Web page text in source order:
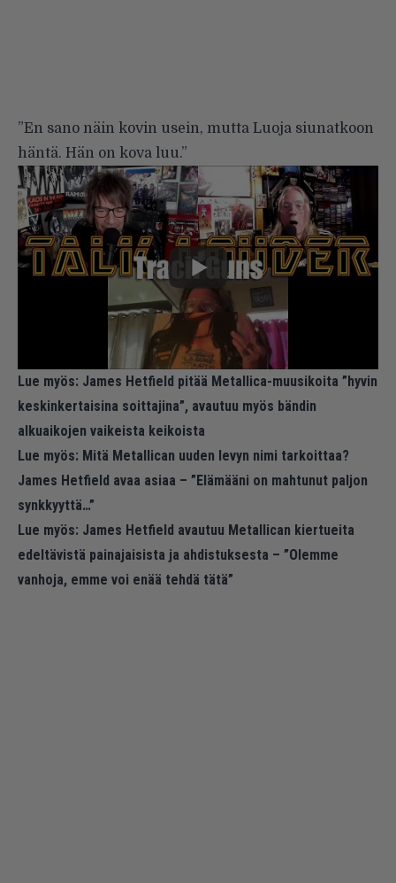
”En sano näin kovin usein, mutta Luoja siunatkoon
häntä. Hän on kova luu.”
Lue myös: James Hetfield pitää Metallica-muusikoita ”hyvin
keskinkertaisina soittajina”, avautuu myös bändin
alkuaikojen vaikeista keikoista
Lue myös: Mitä Metallican uuden levyn nimi tarkoittaa?
James Hetfield avaa asiaa – ”Elämääni on mahtunut paljon
synkkyyttä…”
Lue myös: James Hetfield avautuu Metallican kiertueita
edeltävistä painajaisista ja ahdistuksesta – ”Olemme
vanhoja, emme voi enää tehdä tätä”